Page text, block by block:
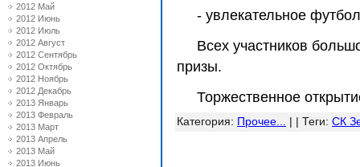
2012 Май
2012 Июнь
2012 Июль
2012 Август
2012 Сентябрь
2012 Октябрь
2012 Ноябрь
2012 Декабрь
2013 Январь
2013 Февраль
2013 Март
2013 Апрель
2013 Май
2013 Июнь
- увлекательное
Всех участников
призы.
Торжественное
Категория: Прочее... | | Теги: СК